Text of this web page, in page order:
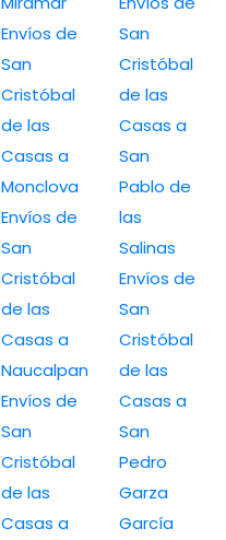
Envíos de
San
Cristóbal
de las
Casas a
Monclova
Envíos de
San
Cristóbal
de las
Casas a
Naucalpan
Envíos de
San
Cristóbal
de las
Casas a
San
Cristóbal
de las
Casas a
San
Pablo de
las
Salinas
Envíos de
San
Cristóbal
de las
Casas a
San
Pedro
Garza
García